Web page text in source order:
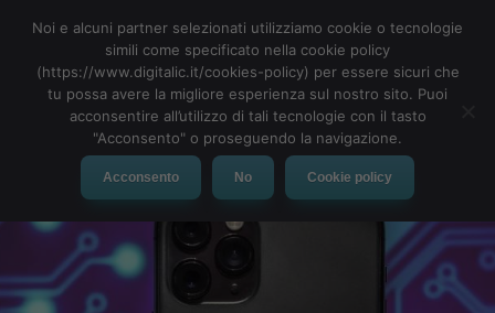
MENU
Noi e alcuni partner selezionati utilizziamo cookie o tecnologie
simili come specificato nella cookie policy
(https://www.digitalic.it/cookies-policy) per essere sicuri che
tu possa avere la migliore esperienza sul nostro sito. Puoi
acconsentire all’utilizzo di tali tecnologie con il tasto
"Acconsento" o proseguendo la navigazione.
Acconsento No Cookie policy